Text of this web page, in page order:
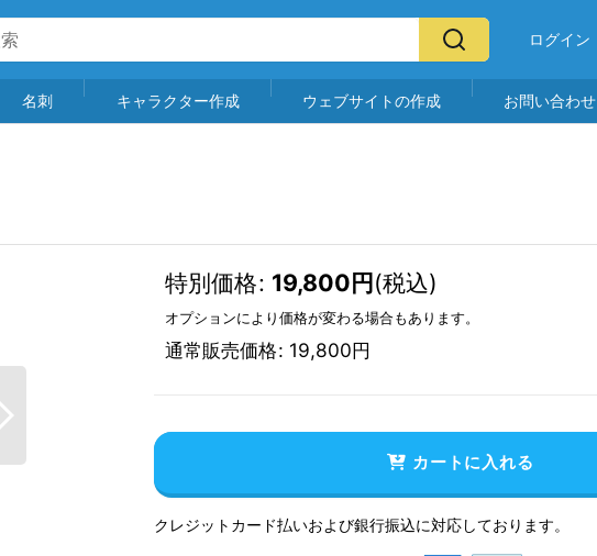
ログイン
名刺 キャラクター作成 ウェブサイトの作成 お問い合わせ
特別価格: 19,800円(税込)
オプションにより価格が変わる場合もあります。
通常販売価格: 19,800円
カートに入れる
クレジットカード払いおよび銀行振込に対応しております。